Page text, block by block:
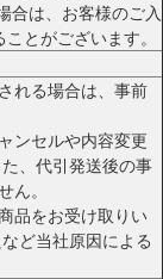
合は、お客様のご入
とがございます。
れる場合は、事前
ンセルや内容変更
、代引発送後の事
ん。
品をお受け取りい
ど当社原因による